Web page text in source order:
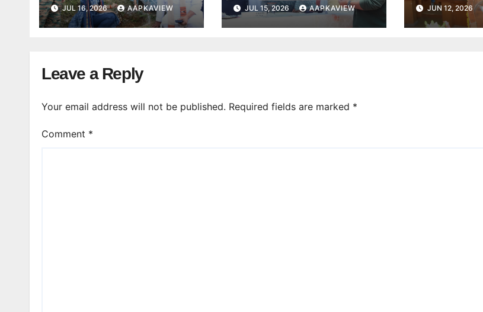
JUL 16, 2026 AAPKAVIEW JUL 15, 2026 AAPKAVIEW JUN 12, 2026
Leave a Reply
Your email address will not be published. Required fields are marked *
Comment *